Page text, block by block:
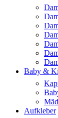
Baby &
Aufkleber